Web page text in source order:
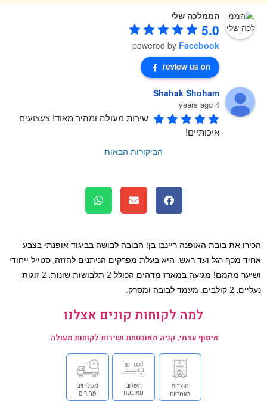
הממלכה שלי
5.0
powered byFacebook
review us on
Shahak Shoham
4 years ago
שירות מעולה ומהיר מאוד! צעצועים
איכותיים!
הביקורות הבאות
את בובת האופנה ריינבו בן! הבובה לבושה בביגוד אופנתי בצבע
מכף רגל ועד ראש. היא בעלת מפרקים הניתנים להזזה, סטייל ייחודי
ושיער מהמם! מגיעה במארז מדהים הכולל 2 תלבושות שונות, 2 זוגות
מעמד לבובה ומסרק.
למה לקוחות קונים אצלנו
איסוף עצמי, קניה מאובטחת ושירות לקוחות מעולה